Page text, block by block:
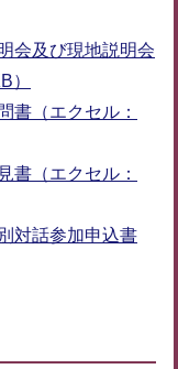
会及び現地説明会
）
書（エクセル：
書（エクセル：
対話参加申込書